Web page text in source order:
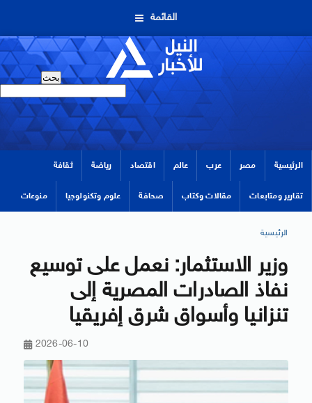
القائمة
الرئيسية مصر عرب عالم اقتصاد رياضة ثقافة
تقارير ومتابعات مقالات وكتاب صحافة علوم وتكنولوجيا منوعات
الرئيسية
وزير الاستثمار: نعمل على توسيع
نفاذ الصادرات المصرية إلى
تنزانيا وأسواق شرق إفريقيا
2026-06-10